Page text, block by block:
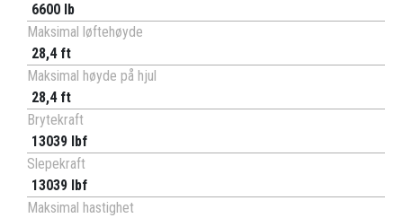
6600 lb
Maksimal løftehøyde
28,4 ft
Maksimal høyde på hjul
28,4 ft
Brytekraft
13039 lbf
Slepekraft
13039 lbf
Maksimal hastighet